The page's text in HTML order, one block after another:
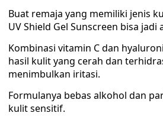
Buat remaja yang memiliki jenis
UV Shield Gel Sunscreen bisa jadi
Kombinasi vitamin C dan
hasil kulit yang cerah dan
menimbulkan iritasi.
Formulanya bebas alkohol dan
kulit sensitif.